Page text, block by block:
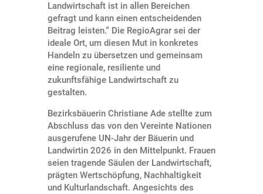
Landwirtschaft ist in allen Bereichen
gefragt und kann einen entscheidenden
Beitrag leisten.“ Die RegioAgrar sei der
ideale Ort, um diesen Mut in konkretes
Handeln zu übersetzen und gemeinsam
eine regionale, resiliente und
zukunftsfähige Landwirtschaft zu
gestalten.
Bezirksbäuerin Christiane Ade stellte zum
Abschluss das von den Vereinte Nationen
ausgerufene UN-Jahr der Bäuerin und
Landwirtin 2026 in den Mittelpunkt. Frauen
seien tragende Säulen der Landwirtschaft,
prägten Wertschöpfung, Nachhaltigkeit
und Kulturlandschaft. Angesichts des